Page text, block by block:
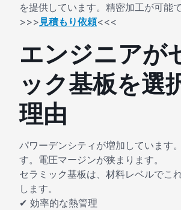
を提供しています。精密加工が可能で
>>> 見積もり依頼<<<
エンジニアが
ック基板を選
理由
パワーデンシティが増加しています
す。電圧マージンが狭まります。
セラミック基板は、材料レベルでこ
します。
✔ 効率的な熱管理